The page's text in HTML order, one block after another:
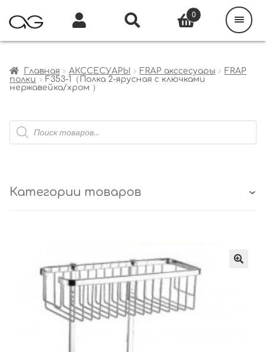
Главная АКССЕСУАРЫ FRAP акссесуары
FRAP
полки
F353-1（Полка 2-ярусная c ключками
нержавейка/хром ）
Поиск
товаров
Категории товаров
0